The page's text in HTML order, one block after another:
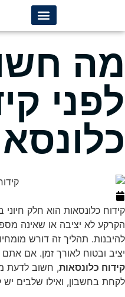
מה
לפני
קידוח כלונסאות הוא חלק
הקרקע לא יציבה או שאינה
להיבנות. תהליך זה דורש
יציב ובטוח לאורך זמן. אם אתם
קידוח כלונסאות, חשוב לדעת
לקחת בחשבון, ואילו שלבים